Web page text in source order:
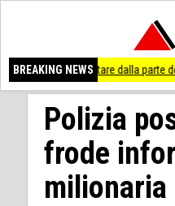
BREAKING NEWS
di stare dalla parte degli ultimi
Polizia
frode
milionaria